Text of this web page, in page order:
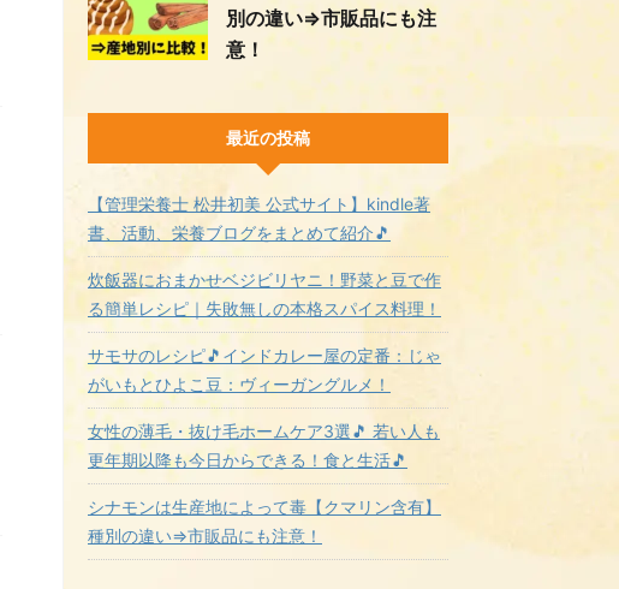
別の違い⇒市販品にも注
意！
最近の投稿
【管理栄養士 松井初美 公式サイト】kindle著
書、活動、栄養ブログをまとめて紹介🎵
炊飯器におまかせベジビリヤニ！野菜と豆で作
る簡単レシピ｜失敗無しの本格スパイス料理！
サモサのレシピ🎵インドカレー屋の定番：じゃ
がいもとひよこ豆：ヴィーガングルメ！
女性の薄毛・抜け毛ホームケア3選🎵 若い人も
更年期以降も今日からできる！食と生活🎵
シナモンは生産地によって毒【クマリン含有】
種別の違い⇒市販品にも注意！